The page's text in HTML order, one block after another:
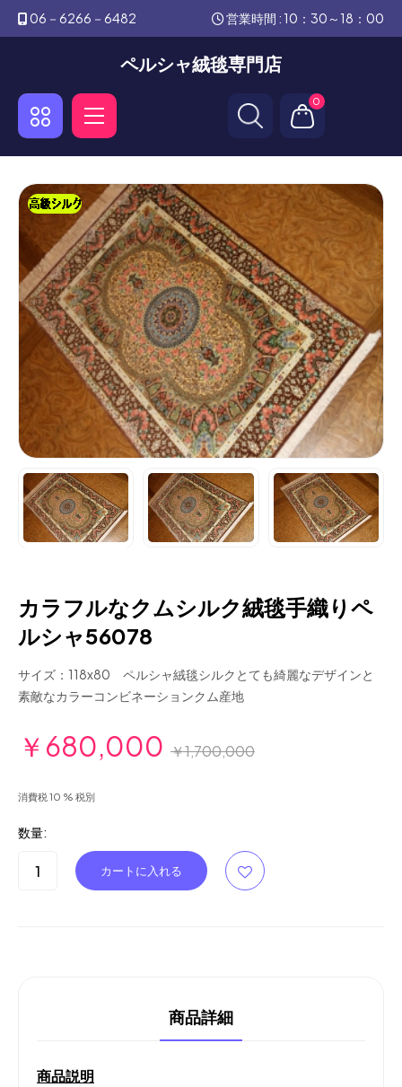
06－6266－6482 営業時間 : 10：30～18：00
ペルシャ絨毯専門店
0
カラフルなクムシルク絨毯手織りペ
ルシャ56078
サイズ：118x80 ペルシャ絨毯シルクとても綺麗なデザインと
素敵なカラーコンビネーションクム産地
￥680,000 ￥1,700,000
消費税 10 % 税別
数量:
商品詳細
商品説明